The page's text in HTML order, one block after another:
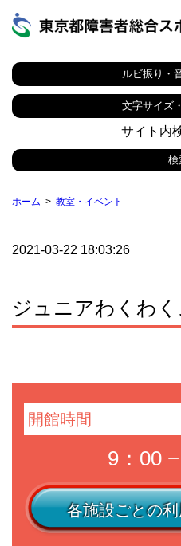
ルビ振り・
文字サイズ
サイト内
ホーム 教室・イベント
2021-03-22 18:03:26
ジュニアわくわ
開館時間
9：00
各施設ごとの